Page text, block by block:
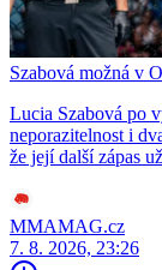
Szabová možná v
Lucia Szabová po
neporazitelnost i
že její další zápas
MMAMAG.cz
7. 8. 2026, 23:26